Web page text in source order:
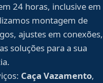
24 horas, inclusive em
montagem de
ajustes em conexões,
soluções para a sua
Caça Vazamento,